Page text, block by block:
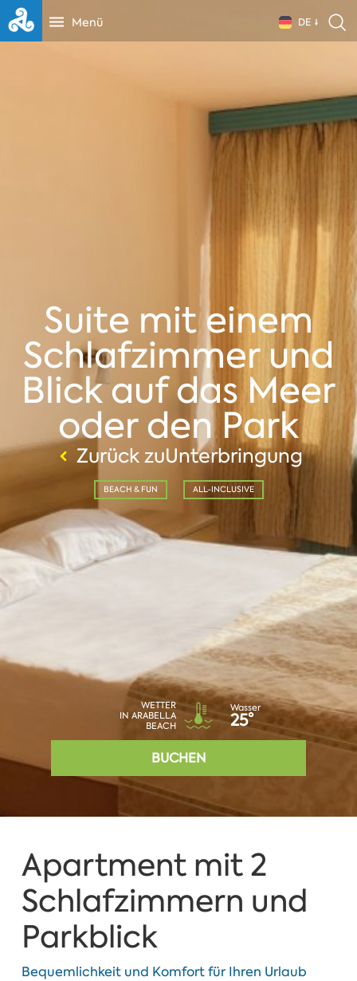
Menü DE
Suite mit einem
Schlafzimmer und
Blick auf das Meer
oder den Park
Zurück zuUnterbringung
BEACH & FUN ALL-INCLUSIVE
WETTER
IN ARABELLA
BEACH
Wasser
25°
BUCHEN
Apartment mit 2
Schlafzimmern und
Parkblick
Bequemlichkeit und Komfort für Ihren Urlaub